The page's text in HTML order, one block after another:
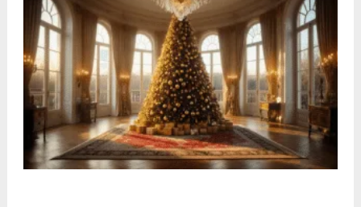
Varen
tussen
Vallende
Bladeren